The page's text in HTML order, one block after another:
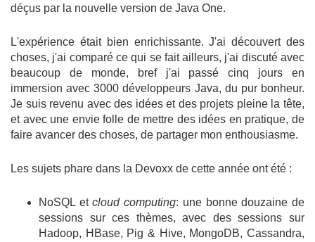
déçus par la nouvelle version de Java One.
L'expérience était bien enrichissante. J'ai découvert des
choses, j'ai comparé ce qui se fait ailleurs, j'ai discuté avec
beaucoup de monde, bref j'ai passé cinq jours en
immersion avec 3000 développeurs Java, du pur bonheur.
Je suis revenu avec des idées et des projets pleine la tête,
et avec une envie folle de mettre des idées en pratique, de
faire avancer des choses, de partager mon enthousiasme.
Les sujets phare dans la Devoxx de cette année ont été :
NoSQL etcloud computing: une bonne douzaine de
sessions sur ces thèmes, avec des sessions sur
Hadoop, HBase, Pig & Hive, MongoDB, Cassandra,